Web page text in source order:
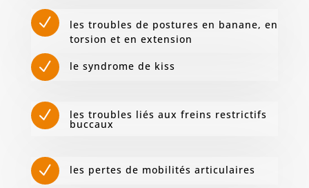
N
les troubles de postures en banane, en
torsion et en extension
N le syndrome de kiss
N les troubles liés aux freins restrictifs
buccaux
N les pertes de mobilités articulaires